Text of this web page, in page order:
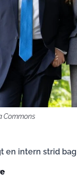
Commons
en intern strid